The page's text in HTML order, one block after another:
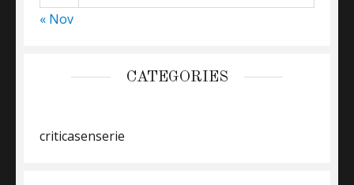
« Nov
CATEGORIES
criticasenserie